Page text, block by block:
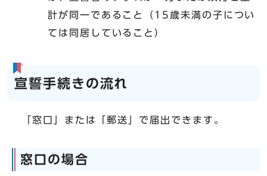
計が同一であること（15歳未満の子につい
ては同居していること）
宣誓手続きの流れ
「窓口」または「郵送」で届出できます。
窓口の場合